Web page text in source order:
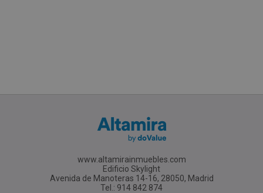
www.altamirainmuebles.com
Edificio Skylight
Avenida de Manoteras 14-16, 28050, Madrid
Tel.: 914 842 874